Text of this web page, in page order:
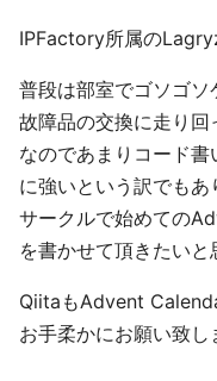
IPFactory所属の
普段は部室でゴソゴソ
故障品の交換に走り回
なのであまりコード
に強いという訳でもあ
サークルで始めての
を書かせて頂きたいと
QiitaもAdvent
お手柔かにお願い致し